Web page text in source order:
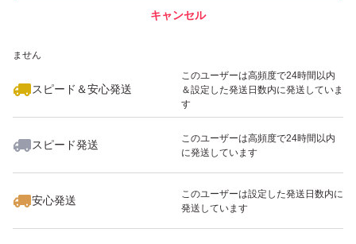
ません
スピード＆安心発送
このユーザーは高頻度で24時間以内
＆設定した発送日数内に発送していま
す
スピード発送
このユーザーは高頻度で24時間以内
に発送しています
安心発送
このユーザーは設定した発送日数内に
発送しています
キャンセル
いいね！
1,120